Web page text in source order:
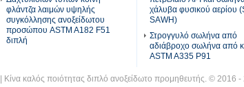
φλάντζα λαιμών υψηλής
συγκόλλησης ανοξείδωτου
προσώπου ASTM A182 F51
διπλή
χάλυβα φυσικού αερίου
SAWH)
Στρογγυλό σωλήνα από
αδιάβροχο σωλήνα από
ASTM A335 P91
| Κίνα καλός ποιότητας διπλό ανοξείδωτο προμηθευτής. ©